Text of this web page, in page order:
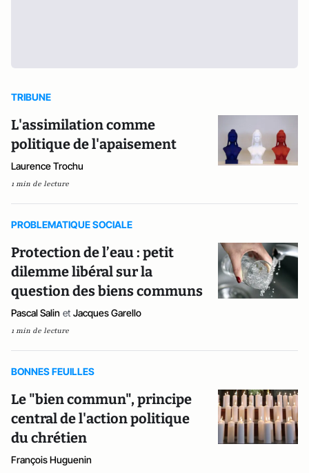
TRIBUNE
L'assimilation comme
politique de l'apaisement
Laurence Trochu
1 min de lecture
PROBLEMATIQUE SOCIALE
Protection de l’eau : petit
dilemme libéral sur la
question des biens communs
Pascal Salin et Jacques Garello
1 min de lecture
BONNES FEUILLES
Le "bien commun", principe
central de l'action politique
du chrétien
François Huguenin